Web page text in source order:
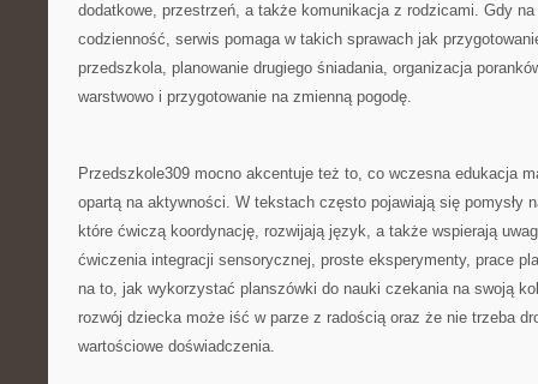
dodatkowe, przestrzeń, a także komunikacja z rodzicami. Gdy
codzienność, serwis pomaga w takich sprawach jak
przedszkola, planowanie drugiego śniadania, organizacja
warstwowo i przygotowanie na zmienną pogodę.
Przedszkole309 mocno akcentuje też to, co wczesna edukacja
opartą na aktywności. W tekstach często pojawiają się pomysły
które ćwiczą koordynację, rozwijają język, a także wspierają
ćwiczenia integracji sensorycznej, proste eksperymenty, prace
na to, jak wykorzystać planszówki do nauki czekania na swoją
rozwój dziecka może iść w parze z radością oraz że nie trzeba
wartościowe doświadczenia.